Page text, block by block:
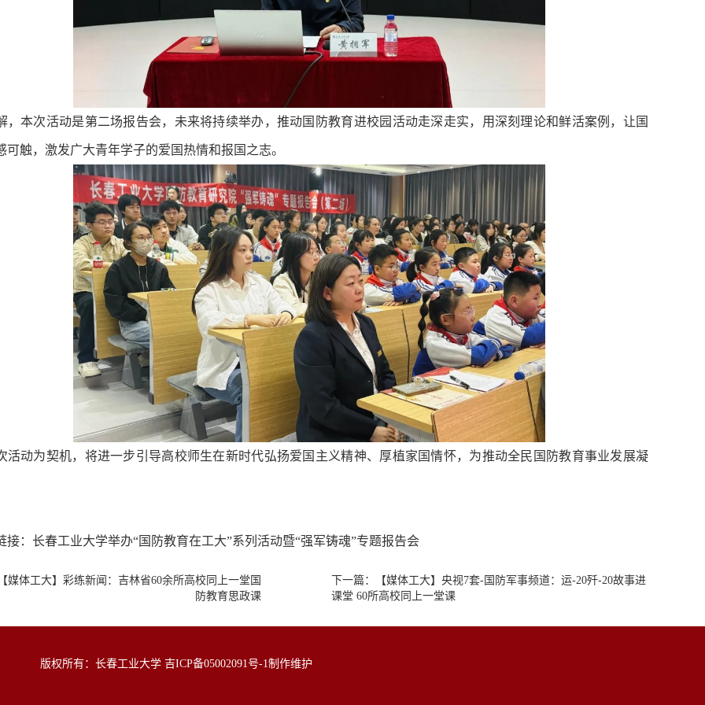
，本次活动是第二场报告会，未来将持续举办，推动国防教育进校园活动走深走实，用深刻理论和鲜活案例，让国
可触，激发广大青年学子的爱国热情和报国之志。
活动为契机，将进一步引导高校师生在新时代弘扬爱国主义精神、厚植家国情怀，为推动全民国防教育事业发展凝
接： 长春工业大学举办“国防教育在工大”系列活动暨“强军铸魂”专题报告会
媒体工大】彩练新闻：吉林省60余所高校同上一堂国
防教育思政课
下一篇：【媒体工大】央视7套-国防军事频道：运-20歼-20故事进
课堂 60所高校同上一堂课
版权所有：长春工业大学 吉ICP备05002091号-1制作维护